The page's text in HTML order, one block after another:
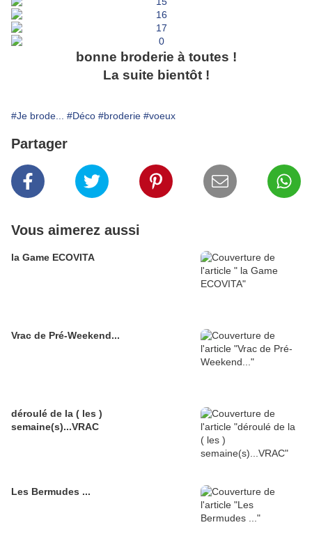
bonne broderie à toutes !
La suite bientôt !
#Je brode... #Déco #broderie #voeux
Partager
Vous aimerez aussi
la Game ECOVITA
Vrac de Pré-Weekend...
déroulé de la ( les )
semaine(s)...VRAC
Les Bermudes ...